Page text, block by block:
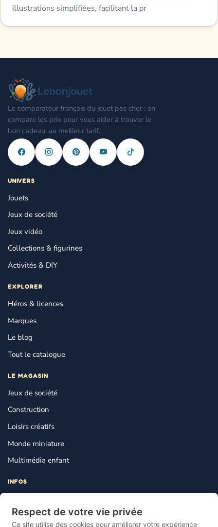
Respect de votre vie privée
Ce site utilise des cookies pour améliorer votre expérience
illustrations simplifiées, facilitant la pr
Le comparateur français du jouet pas cher : on
compare les prix pour vous aider à trouver le
bon cadeau, au meilleur tarif.
UNIVERS
Jouets
Jeux de société
Jeux vidéo
Collections & figurines
Activités & DIY
EXPLORER
Héros & licences
Marques
Le blog
Tout le catalogue
LE MAGASIN
Jeux de société
Construction
Loisirs créatifs
Monde miniature
Multimédia enfant
INFOS
Mentions légales